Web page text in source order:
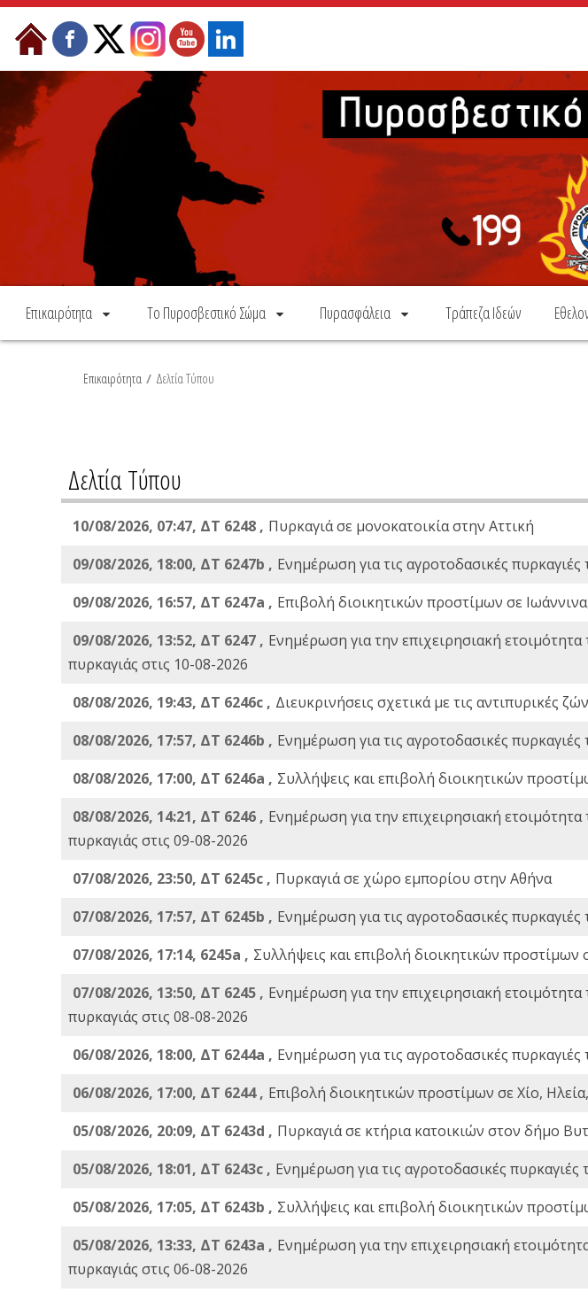
Skip to Content
Επικαιρότητα Το Πυροσβεστικό Σώμα Πυρασφάλεια Τράπεζα Ιδεών
Επικαιρότητα / Δελτία Τύπου
Δελτία Τύπου
10/08/2026, 07:47, ΔΤ 6248 , Πυρκαγιά σε μονοκατοικία στην Αττική
09/08/2026, 18:00, ΔΤ 6247b , Ενημέρωση για τις αγροτοδασικές
09/08/2026, 16:57, ΔΤ 6247a , Eπιβολή διοικητικών προστίμων σε
09/08/2026, 13:52, ΔΤ 6247 , Ενημέρωση για την επιχειρησιακή
πυρκαγιάς στις 10-08-2026
08/08/2026, 19:43, ΔT 6246c , Διευκρινήσεις σχετικά με τις αντιπυρικές
08/08/2026, 17:57, ΔΤ 6246b , Ενημέρωση για τις αγροτοδασικές
08/08/2026, 17:00, ΔΤ 6246a , Συλλήψεις και επιβολή διοικητικών
08/08/2026, 14:21, ΔΤ 6246 , Ενημέρωση για την επιχειρησιακή
πυρκαγιάς στις 09-08-2026
07/08/2026, 23:50, ΔΤ 6245c , Πυρκαγιά σε χώρο εμπορίου στην Αθήνα
07/08/2026, 17:57, ΔΤ 6245b , Ενημέρωση για τις αγροτοδασικές
07/08/2026, 17:14, 6245a , Συλλήψεις και επιβολή διοικητικών
07/08/2026, 13:50, ΔΤ 6245 , Ενημέρωση για την επιχειρησιακή
πυρκαγιάς στις 08-08-2026
06/08/2026, 18:00, ΔΤ 6244a , Ενημέρωση για τις αγροτοδασικές
06/08/2026, 17:00, ΔΤ 6244 , Επιβολή διοικητικών προστίμων σε Χίο,
05/08/2026, 20:09, ΔΤ 6243d , Πυρκαγιά σε κτήρια κατοικιών στον δήμο
05/08/2026, 18:01, ΔΤ 6243c , Ενημέρωση για τις αγροτοδασικές
05/08/2026, 17:05, ΔΤ 6243b , Συλλήψεις και επιβολή διοικητικών
05/08/2026, 13:33, ΔΤ 6243a , Ενημέρωση για την επιχειρησιακή
πυρκαγιάς στις 06-08-2026